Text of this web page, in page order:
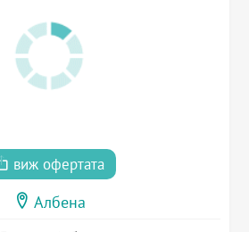
виж офертата
Албена